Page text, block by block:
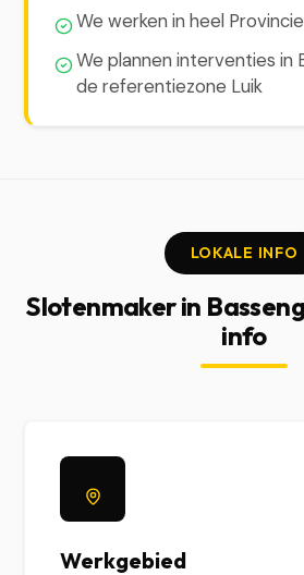
We werken in heel
We plannen interventies in
de referentiezone Luik
LOKALE INFO
Slotenmaker in
info
Werkgebied